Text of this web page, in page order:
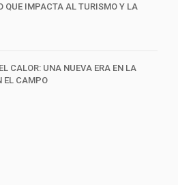
QUE IMPACTA AL TURISMO Y LA
CALOR: UNA NUEVA ERA EN LA
EL CAMPO